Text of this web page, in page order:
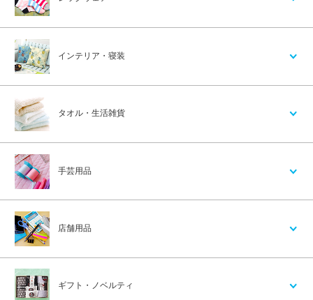
インテリア・寝装
タオル・生活雑貨
手芸用品
店舗用品
ギフト・ノベルティ